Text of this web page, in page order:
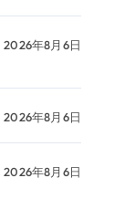
2026年8月6日
2026年8月6日
2026年8月6日